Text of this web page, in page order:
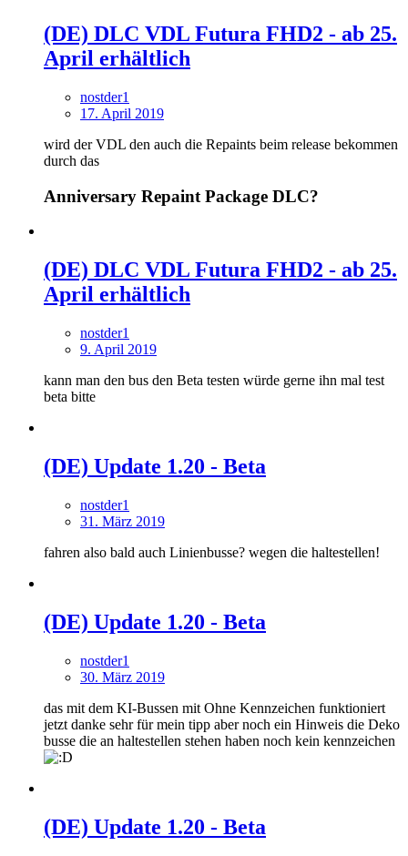
(DE) DLC VDL Futura FHD2 - ab 25.
April erhältlich
nostder1
17. April 2019
wird der VDL den auch die Repaints beim release bekommen
durch das
Anniversary Repaint Package DLC?
(DE) DLC VDL Futura FHD2 - ab 25.
April erhältlich
nostder1
9. April 2019
kann man den bus den Beta testen würde gerne ihn mal test
beta bitte
(DE) Update 1.20 - Beta
nostder1
31. März 2019
fahren also bald auch Linienbusse? wegen die haltestellen!
(DE) Update 1.20 - Beta
nostder1
30. März 2019
das mit dem KI-Bussen mit Ohne Kennzeichen funktioniert
jetzt danke sehr für mein tipp aber noch ein Hinweis die Deko
busse die an haltestellen stehen haben noch kein kennzeichen
(DE) Update 1.20 - Beta